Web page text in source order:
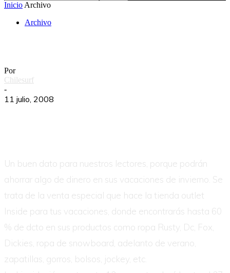
Inicio Archivo
Archivo
Por
Chilesurf
-
11 julio, 2008
Un buen dato para nuestros lectores, porque podrán
ahorrar algo de dinero en sus vacaciones de invierno. Se
trata de la venta especial que hace la tienda outlet
Inside para tus vacaciones, donde encontrarás hasta 60
% de dcto en sus productos como ropa Rusty, Dc, Fox,
Dickies, ropa de snowboard, adelanto de verano,
zapatillas, gorros, bolsos, jockey, etc.